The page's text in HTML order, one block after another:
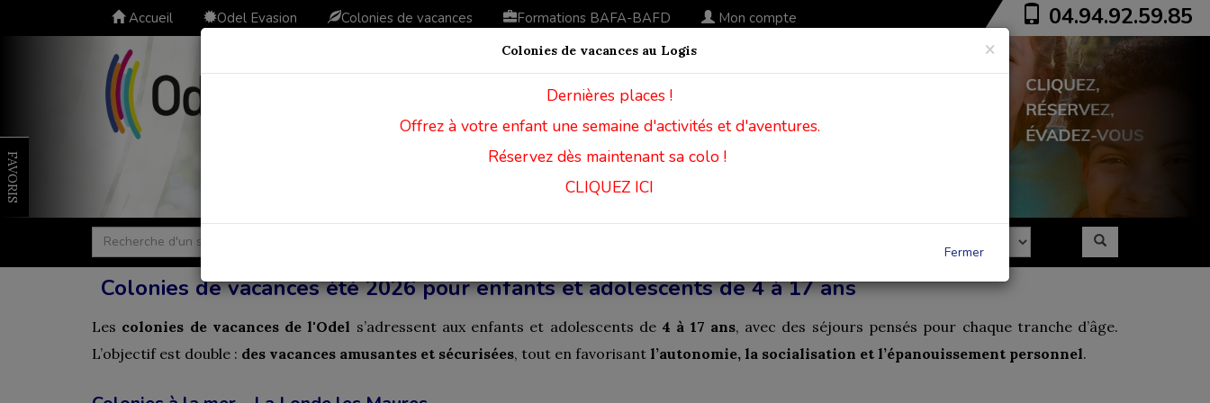
Accueil Odel Evasion Colonies de vacances Formations BAFA-BAFD Mon compte 04.94.92.59.85
FAVORIS
×
Colonies de vacances au Logis
Dernières places !
Offrez à votre enfant une semaine d'activités et d'aventures.
Réservez dès maintenant sa colo !
CLIQUEZ ICI
Fermer
Colonies de vacances été 2026 pour enfants et adolescents de 4 à 17 ans
Les colonies de vacances de l'Odel s’adressent aux enfants et adolescents de 4 à 17 ans, avec des séjours pensés pour chaque tranche d’âge.
L’objectif est double : des vacances amusantes et sécurisées, tout en favorisant l’autonomie, la socialisation et l’épanouissement personnel.